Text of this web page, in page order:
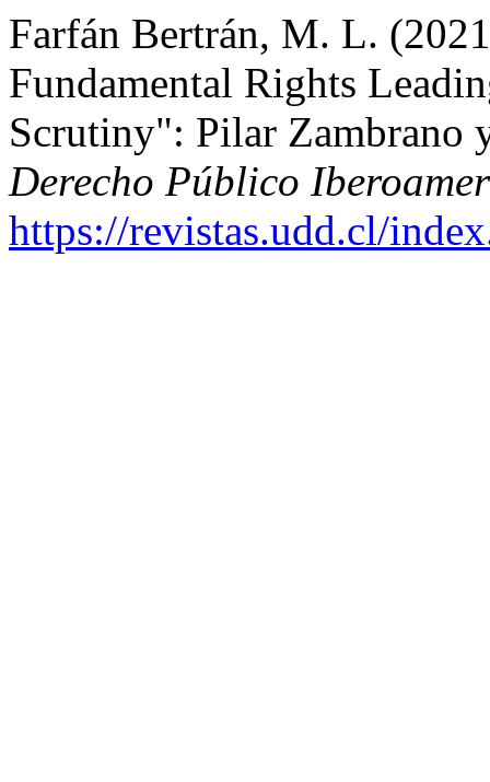
Farfán Bertrán, M. L.
Fundamental Rights
Scrutiny": Pilar Zambrano
Derecho Público
https://revistas.udd.cl/